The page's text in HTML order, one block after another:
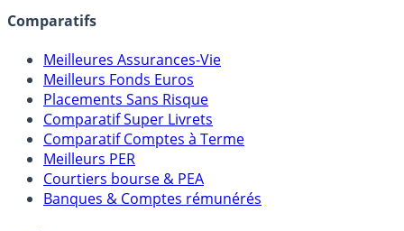
Meilleures Assurances-Vie
Meilleurs Fonds Euros
Placements Sans Risque
Comparatif Super Livrets
Comparatif Comptes à Terme
Meilleurs PER
Courtiers bourse & PEA